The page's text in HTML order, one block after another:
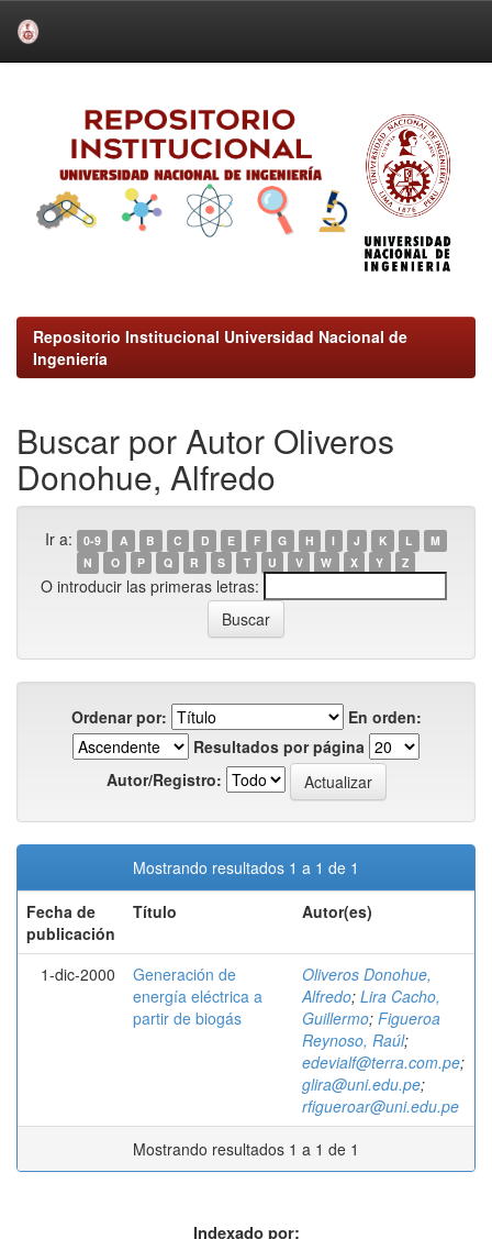
Repositorio Institucional Universidad Nacional de
Ingeniería
Buscar por Autor Oliveros
Donohue, Alfredo
Ir a: 0-9 A B C D E F G H I J K L
M
N
O P Q R S T U V W X Y Z
O introducir las primeras letras:
Ordenar por:
En orden:
Resultados por página
Autor/Registro:
Mostrando resultados 1 a 1 de 1
Fecha de
publicación
Título Autor(es)
1-dic-2000
Generación de
energía eléctrica a
partir de biogás
Oliveros Donohue,
Alfredo; Lira Cacho,
Guillermo; Figueroa
Reynoso, Raúl;
edevialf@terra.com.pe;
glira@uni.edu.pe;
rfigueroar@uni.edu.pe
Mostrando resultados 1 a 1 de 1
Indexado por: